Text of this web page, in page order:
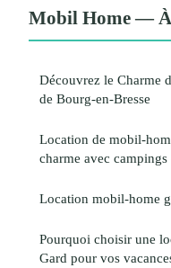
Mobil Home —
Découvrez le Charme
de Bourg-en-Bresse
Location de mobil-
charme avec campings
Location mobil-home
Pourquoi choisir une
Gard pour vos